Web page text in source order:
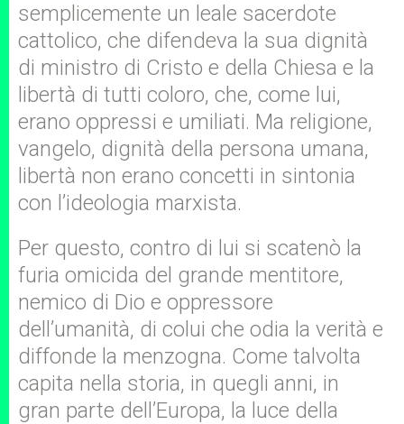
semplicemente un leale sacerdote
cattolico, che difendeva la sua dignità
di ministro di Cristo e della Chiesa e la
libertà di tutti coloro, che, come lui,
erano oppressi e umiliati. Ma religione,
vangelo, dignità della persona umana,
libertà non erano concetti in sintonia
con l’ideologia marxista.
Per questo, contro di lui si scatenò la
furia omicida del grande mentitore,
nemico di Dio e oppressore
dell’umanità, di colui che odia la verità e
diffonde la menzogna. Come talvolta
capita nella storia, in quegli anni, in
gran parte dell’Europa, la luce della